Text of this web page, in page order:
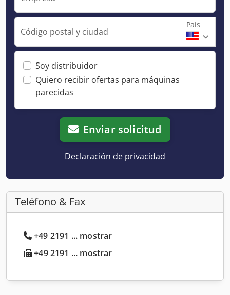
Código postal y ciudad
País
Soy distribuidor
Quiero recibir ofertas para máquinas
parecidas
Enviar solicitud
Declaración de privacidad
Teléfono & Fax
+49 2191 ... mostrar
+49 2191 ... mostrar